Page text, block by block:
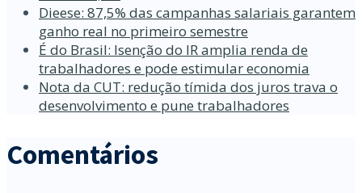
Dieese: 87,5% das campanhas salariais garantem
ganho real no primeiro semestre
É do Brasil: Isenção do IR amplia renda de
trabalhadores e pode estimular economia
Nota da CUT: redução tímida dos juros trava o
desenvolvimento e pune trabalhadores
Comentários